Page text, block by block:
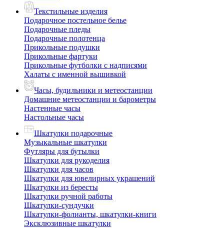
Текстильные изделия
Подарочное постельное белье
Подарочные пледы
Подарочные полотенца
Прикольные подушки
Прикольные фартуки
Прикольные футболки с надписями
Халаты с именной вышивкой
Часы, будильники и метеостанции
Домашние метеостанции и барометры
Настенные часы
Настольные часы
Шкатулки подарочные
Музыкальные шкатулки
Футляры для бутылки
Шкатулки для рукоделия
Шкатулки для часов
Шкатулки для ювелирных украшений
Шкатулки из бересты
Шкатулки ручной работы
Шкатулки-сундучки
Шкатулки-фолианты, шкатулки-книги
Эксклюзивные шкатулки